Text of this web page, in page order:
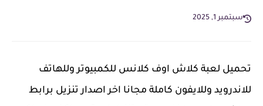
سبتمبر 1, 2025
تحميل لعبة كلاش اوف كلانس للكمبيوتر وللهاتف
للاندرويد وللايفون كاملة مجانا اخر اصدار تنزيل برابط